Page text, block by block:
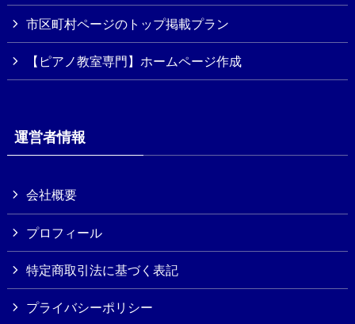
市区町村ページのトップ掲載プラン
【ピアノ教室専門】ホームページ作成
運営者情報
会社概要
プロフィール
特定商取引法に基づく表記
プライバシーポリシー